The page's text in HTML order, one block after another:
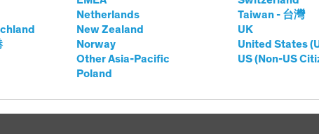
Netherlands
New Zealand
Norway
Other Asia-Pacific
Poland
Taiwan - 台灣
UK
United States
US (Non-US
2026) prices.change
0,00